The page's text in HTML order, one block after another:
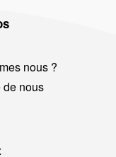
nous ?
de nous